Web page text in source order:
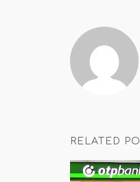
RELATED